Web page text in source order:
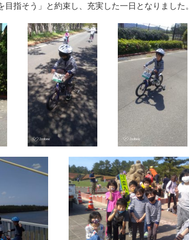
目指そう」と約束し、充実した一日となりました。